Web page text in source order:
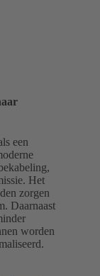
een
Het
zorgen
Daarnaast
worden